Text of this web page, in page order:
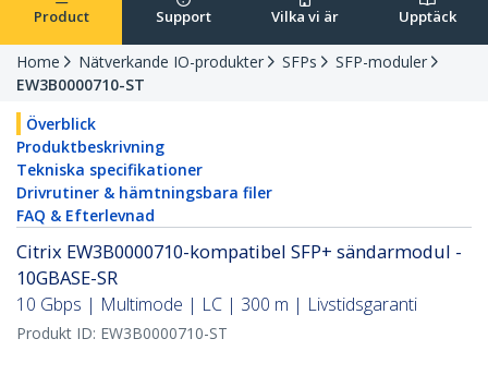
Product Support Vilka vi är Upptäck
Home Nätverkande IO-produkter SFPs
SFP-moduler
EW3B0000710-ST
Överblick
Produktbeskrivning
Tekniska specifikationer
Drivrutiner & hämtningsbara filer
FAQ & Efterlevnad
Citrix EW3B0000710-kompatibel SFP+ sändarmodul -
10GBASE-SR
10 Gbps | Multimode | LC | 300 m | Livstidsgaranti
Produkt ID: EW3B0000710-ST